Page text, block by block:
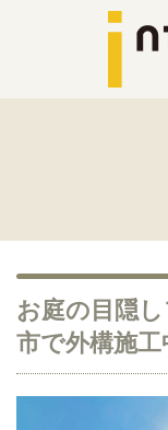
お庭の目隠
市で外構施工